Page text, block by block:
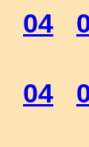
04
04